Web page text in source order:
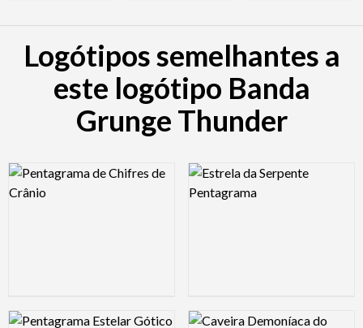
Logótipos semelhantes a
este logótipo Banda
Grunge Thunder
Logo Preview Image Logo Preview Image
Logo Preview Image Logo Preview Image